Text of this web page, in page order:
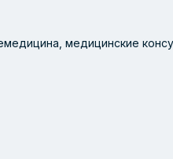
медицинские